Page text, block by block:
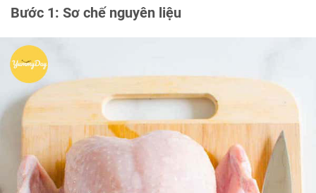
Bước 1: Sơ chế nguyên liệu